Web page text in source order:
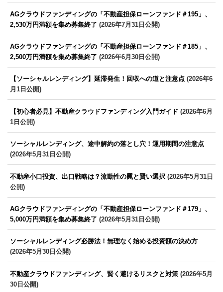
AGクラウドファンディングの「不動産担保ローンファンド＃195」、
2,530万円満額を集め募集終了 (2026年7月31日公開)
AGクラウドファンディングの「不動産担保ローンファンド＃185」、
2,500万円満額を集め募集終了 (2026年6月30日公開)
【ソーシャルレンディング】延滞発生！回収への道と注意点 (2026年6
月1日公開)
【初心者必見】不動産クラウドファンディング入門ガイド (2026年6月
1日公開)
ソーシャルレンディング、途中解約の落とし穴！運用期間の注意点
(2026年5月31日公開)
不動産小口投資、出口戦略は？流動性の罠と賢い選択 (2026年5月31日
公開)
AGクラウドファンディングの「不動産担保ローンファンド＃179」、
5,000万円満額を集め募集終了 (2026年5月31日公開)
ソーシャルレンディング必勝法！無理なく始める投資額の決め方
(2026年5月30日公開)
不動産クラウドファンディング、賢く避けるリスクと対策 (2026年5月
30日公開)